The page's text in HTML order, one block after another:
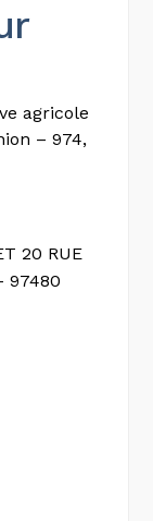
agricole
– 974,
20 RUE
97480